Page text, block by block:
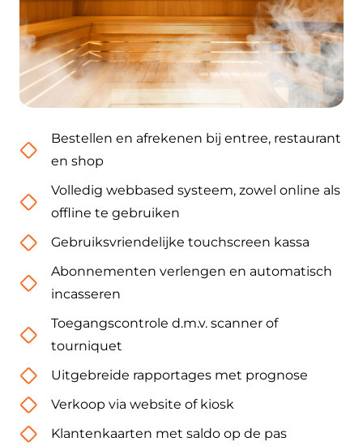
Bestellen en afrekenen bij entree, restaurant
en shop
Volledig webbased systeem, zowel online als
offline te gebruiken
Gebruiksvriendelijke touchscreen kassa
Abonnementen verlengen en automatisch
incasseren
Toegangscontrole d.m.v. scanner of
tourniquet
Uitgebreide rapportages met prognose
Verkoop via website of kiosk
Klantenkaarten met saldo op de pas